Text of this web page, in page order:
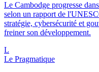
Le Cambodge progresse
selon un rapport de
stratégie, cybersécurité et
freiner son développement.
L
Le Pragmatique